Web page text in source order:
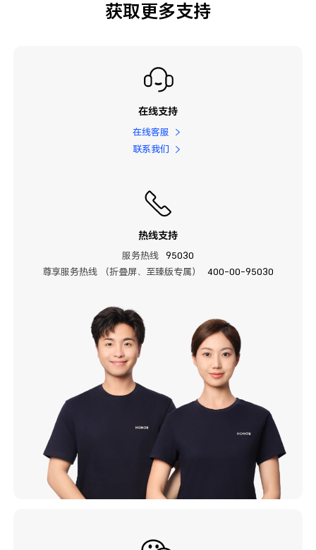
获取更多支持
在线支持
在线客服
联系我们
热线支持
服务热线
95030
尊享服务热线 （折叠屏、至臻版专属）
400-00-95030